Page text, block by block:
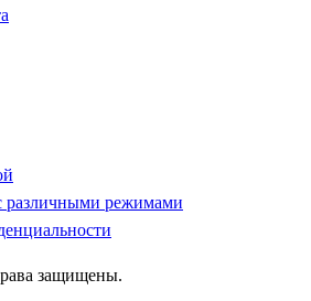
различными режимами
защищены.